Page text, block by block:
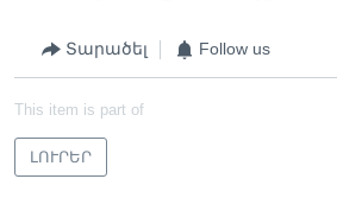
Տարածել Follow us
This item is part of
ԼՈՒՐԵՐ